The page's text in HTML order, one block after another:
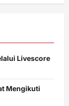
Livescore
Mengikuti